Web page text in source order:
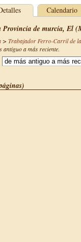
Calendario
de murcia, El
> Trabajador Ferro-Carril de
antiguo a más reciente.